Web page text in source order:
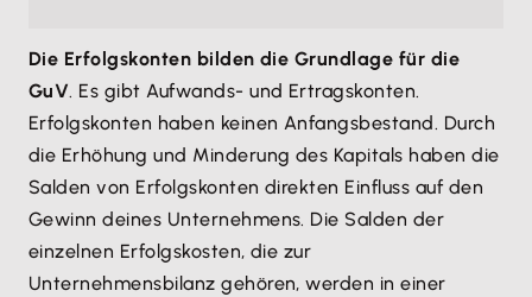
Die Erfolgskonten bilden die Grundlage für die
GuV. Es gibt Aufwands- und Ertragskonten.
Erfolgskonten haben keinen Anfangsbestand. Durch
die Erhöhung und Minderung des Kapitals haben die
Salden von Erfolgskonten direkten Einfluss auf den
Gewinn deines Unternehmens. Die Salden der
einzelnen Erfolgskosten, die zur
Unternehmensbilanz gehören, werden in einer